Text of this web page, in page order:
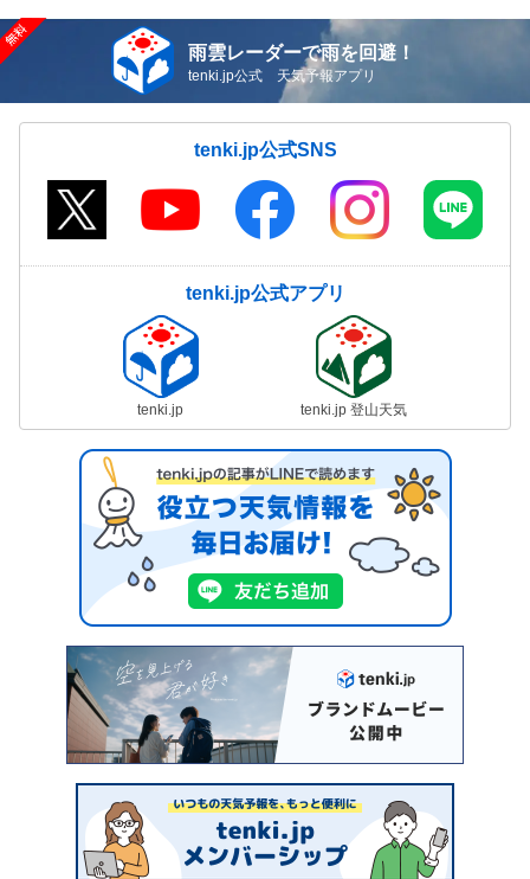
雨雲レーダーで雨を回避！
tenki.jp公式 天気予報アプリ
tenki.jp公式SNS
tenki.jp公式アプリ
tenki.jp tenki.jp 登山天気